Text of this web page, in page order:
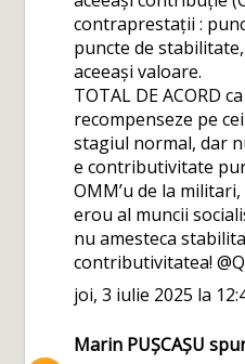
contraprestații :
puncte de
aceeași valoare.
TOTAL DE ACORD
recompenseze pe
stagiul normal, dar
e contributivitate
OMM’u de la
erou al muncii
nu amesteca
contributivitatea!
joi, 3 iulie 2025 la
Marin PUȘCAȘU